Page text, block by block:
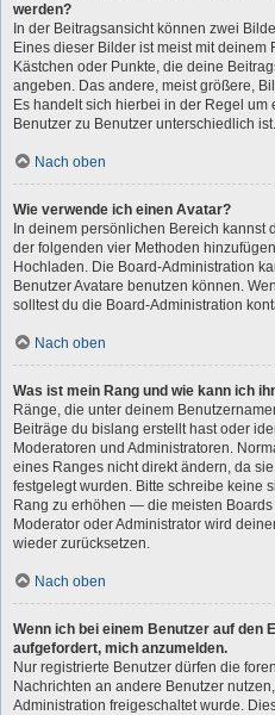
werden?
In der Beitragsansicht können zwei
Eines dieser Bilder ist meist mit deinem
Kästchen oder Punkte, die deine
angeben. Das andere, meist größere,
Es handelt sich hierbei in der Regel
Benutzer zu Benutzer unterschiedlich ist.
Nach oben
Wie verwende ich einen Avatar?
In deinem persönlichen Bereich kannst
der folgenden vier Methoden
Hochladen. Die Board-Administration
Benutzer Avatare benutzen können.
solltest du die Board-Administration
Nach oben
Was ist mein Rang und wie kann ich
Ränge, die unter deinem
Beiträge du bislang erstellt hast oder
Moderatoren und Administratoren.
eines Ranges nicht direkt ändern, da
festgelegt wurden. Bitte schreibe keine
Rang zu erhöhen — die meisten
Moderator oder Administrator wird
wieder zurücksetzen.
Nach oben
Wenn ich bei einem Benutzer auf den
aufgefordert, mich anzumelden.
Nur registrierte Benutzer dürfen die
Nachrichten an andere Benutzer
Administration freigeschaltet wurde.